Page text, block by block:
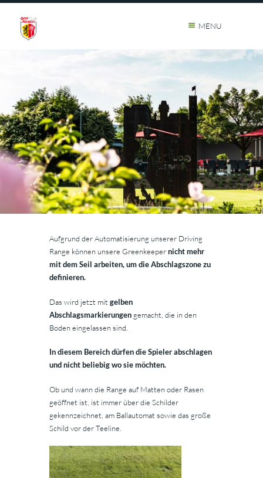
MENU
Aufgrund der Automatisierung unserer Driving
Range können unsere Greenkeepernicht mehr
mit dem Seil arbeiten, um die Abschlagszone zu
definieren.
Das wird jetzt mit gelben
Abschlagsmarkierungen gemacht, die in den
Boden eingelassen sind.
In diesem Bereich dürfen die Spieler abschlagen
und nicht beliebig wo sie möchten.
Ob und wann die Range auf Matten oder Rasen
geöffnet ist, ist immer über die Schilder
gekennzeichnet, am Ballautomat sowie das große
Schild vor der Teeline.